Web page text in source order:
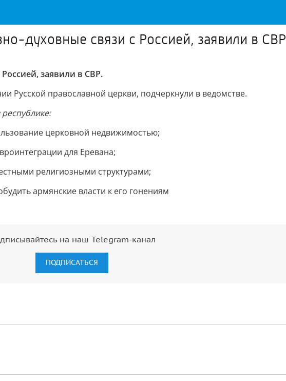
духовные связи с Россией, заявили в СВР
заявили в СВР.
Русской православной церкви, подчеркнули в ведомстве.
церковной недвижимостью;
для Еревана;
религиозными структурами;
армянские власти к его гонениям
на наш Telegram-канал
ПОДПИСАТЬСЯ